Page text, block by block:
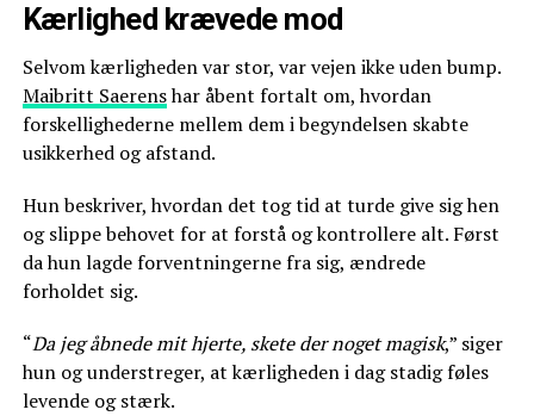
Kærlighed krævede mod
Selvom kærligheden var stor, var vejen ikke uden bump.
Maibritt Saerenshar åbent fortalt om, hvordan
forskellighederne mellem dem i begyndelsen skabte
usikkerhed og afstand.
Hun beskriver, hvordan det tog tid at turde give sig hen
og slippe behovet for at forstå og kontrollere alt. Først
da hun lagde forventningerne fra sig, ændrede
forholdet sig.
“Da jeg åbnede mit hjerte, skete der noget magisk,” siger
hun og understreger, at kærligheden i dag stadig føles
levende og stærk.